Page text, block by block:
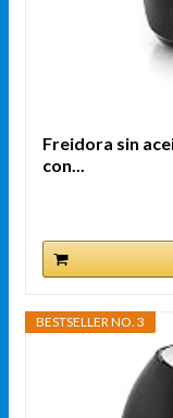
Freidora sin
con...
BESTSELLER NO. 3